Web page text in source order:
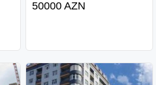
50000 AZN